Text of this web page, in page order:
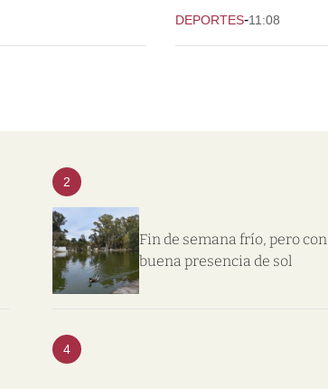
DEPORTES-11:08
2
Fin de semana frío, pero con
buena presencia de sol
4